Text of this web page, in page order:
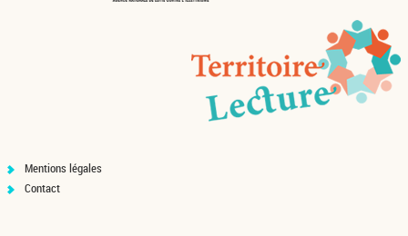
Mentions légales
Contact